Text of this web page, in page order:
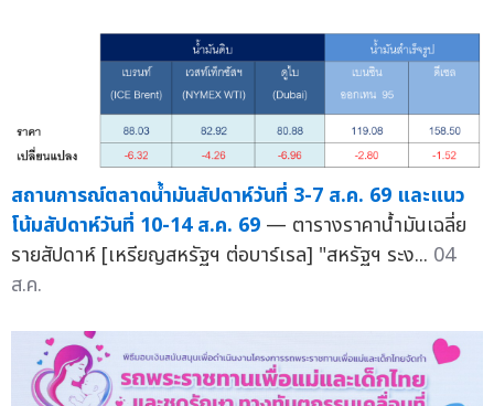
สถานการณ์ตลาดน้ำมันสัปดาห์วันที่ 3-7 ส.ค. 69 และแนว
โน้มสัปดาห์วันที่ 10-14 ส.ค. 69 — ตารางราคาน้ำมันเฉลี่ย
รายสัปดาห์ [เหรียญสหรัฐฯ ต่อบาร์เรล] "สหรัฐฯ ระง... 04
ส.ค.